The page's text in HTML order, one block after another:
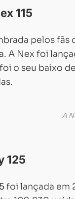
115
pelos fãs
A Nex foi
o seu baixo
A
125
foi lançada em